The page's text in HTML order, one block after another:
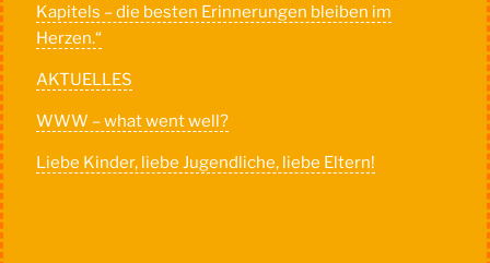
Kapitels – die besten Erinnerungen bleiben im
Herzen.“
AKTUELLES
WWW – what went well?
Liebe Kinder, liebe Jugendliche, liebe Eltern!